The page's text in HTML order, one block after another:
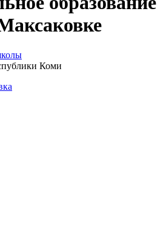
Коми